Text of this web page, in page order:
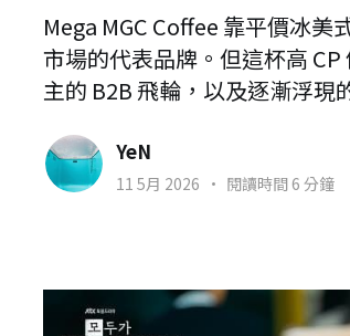
Mega MGC Coffee 靠平價冰
市場的代表品牌。但這杯高
主的 B2B 飛輪，以及逐漸浮現
YeN
11 5月 2026 • 閱讀時間 6 分鐘